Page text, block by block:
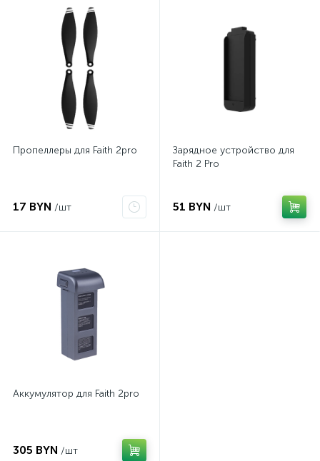
Пропеллеры для Faith 2pro
17 BYN /шт
Зарядное устройство для
Faith 2 Pro
51 BYN /шт
Аккумулятор для Faith 2pro
305 BYN /шт